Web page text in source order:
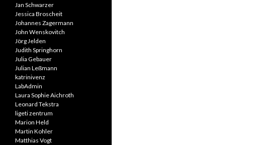
Jan Schwarzer
Jessica Broscheit
Johannes Zagermann
John Wenskovitch
Jörg Jelden
Judith Springhorn
Julia Gebauer
Julian Leßmann
katrinivenz
LabAdmin
Laura Sophie Aichroth
Leonard Tekstra
ligeti zentrum
Marion Held
Martin Kohler
Matthias Vogt